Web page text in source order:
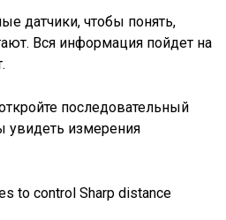
датчики, чтобы понять,
Вся информация пойдет на
последовательный
увидеть измерения
to control Sharp distance